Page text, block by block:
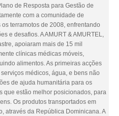
de Resposta para Gestão de
com a comunidade de
terramotos de 2008, enfrentando
e desafios. A AMURT & AMURTEL,
apoiaram mais de 15 mil
clínicas médicas móveis,
alimentos. As primeiras acções
médicos, água, e bens não
de ajuda humanitária para os
que estão melhor posicionados, para
Os produtos transportados em
através da República Dominicana. A